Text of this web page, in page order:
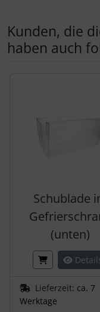
Kunden, die
haben auch
Schublade
(unten)
Lieferzeit: ca. 7
Werktage